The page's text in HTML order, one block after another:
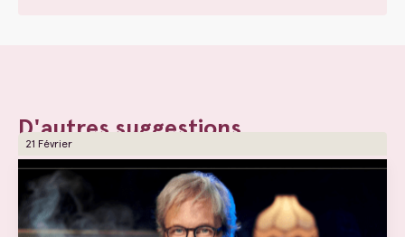
D'autres suggestions
21 Février